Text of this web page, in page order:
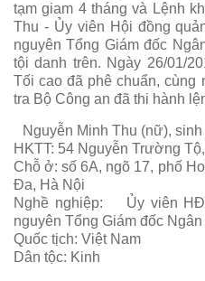
tạm giam 4 tháng và Lệnh
Thu - Ủy viên Hội đồng
nguyên Tổng Giám đốc
tội danh trên. Ngày 26/01/
Tối cao đã phê chuẩn, cùng
tra Bộ Công an đã thi hành
Nguyễn Minh Thu (nữ),
HKTT: 54 Nguyễn Trường
Chỗ ở: số 6A, ngõ 17, phố
Đa, Hà Nội
Nghề nghiệp:
Ủy viên
nguyên Tổng Giám đốc
Quốc tịch: Việt Nam
Dân tộc: Kinh